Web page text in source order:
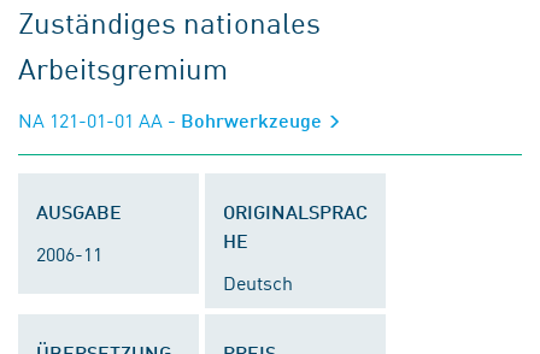
Zuständiges nationales
Arbeitsgremium
NA 121-01-01 AA - Bohrwerkzeuge
AUSGABE
2006-11
ORIGINALSPRAC
HE
Deutsch